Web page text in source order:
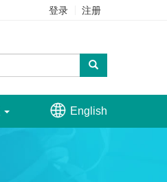
登录 注册
 English